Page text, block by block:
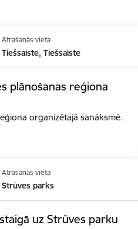
Atrašanās vieta
Tiešsaiste, Tiešsaiste
plānošanas reģiona
organizētajā sanāksmē.
Atrašanās vieta
Strūves parks
uz Strūves parku